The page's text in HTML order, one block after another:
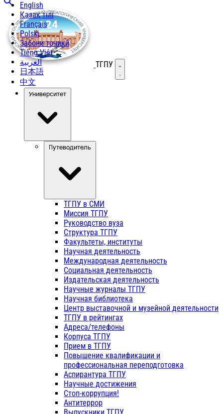
English
Қазақ тілі
Français
Polski
Забони тоҷикӣ
Tiếng Việt
العربية
日本語
中文
ТГПУ Открыть меню
Университет
Путеводитель
ТГПУ в СМИ
Миссия ТГПУ
Руководство вуза
Структура ТГПУ
Факультеты, институты
Научная деятельность
Международная деятельность
Социальная деятельность
Издательская деятельность
Научные журналы ТГПУ
Научная библиотека
Центр выставочной и музейной деятельности
ТГПУ в рейтингах
Адреса/телефоны
Корпуса ТГПУ
Прием в ТГПУ
Повышение квалификации и
профессиональная переподготовка
Аспирантура ТГПУ
Научные достижения
Стоп-коррупция!
Антитеррор